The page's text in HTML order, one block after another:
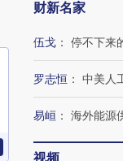
财新名家
伍戈 ： 停不下来
罗志恒 ： 中美人
易峘 ： 海外能源
视频